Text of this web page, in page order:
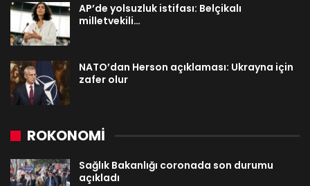
AP’de yolsuzluk istifası: Belçikalı
milletvekili…
NATO’dan Herson açıklaması: Ukrayna için
zafer olur
ROKONOMİ
Sağlık Bakanlığı coronada son durumu
açıkladı